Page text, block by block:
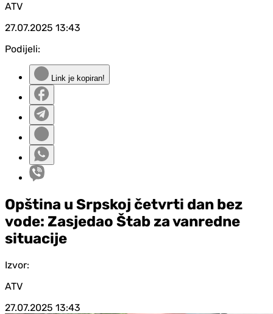
ATV
27.07.2025 13:43
Podijeli:
Link je kopiran!
Opština u Srpskoj četvrti dan bez
vode: Zasjedao Štab za vanredne
situacije
Izvor:
ATV
27.07.2025 13:43